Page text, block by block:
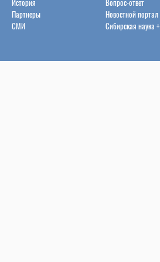
История
Партнеры
СМИ
Вопрос-ответ
Новостной портал
Сибирская наука +